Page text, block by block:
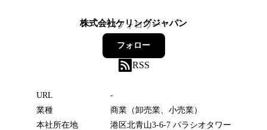
株式会社ケリングジャパン
74フォロワー
フォロー
RSS
URL
-
業種
商業（卸売業、小売業）
本社所在地
港区北青山3-6-7 パラシオタワー